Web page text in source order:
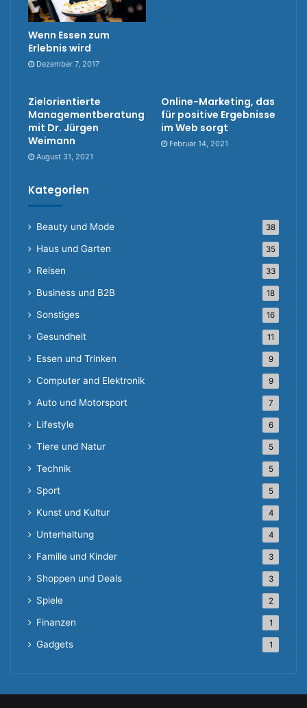
Wenn Essen zum
Erlebnis wird
Dezember 7, 2017
Zielorientierte
Managementberatung
mit Dr. Jürgen
Weimann
August 31, 2021
Online-Marketing, das
für positive Ergebnisse
im Web sorgt
Februar 14, 2021
Kategorien
Beauty und Mode 38
Haus und Garten 35
Reisen 33
Business und B2B 18
Sonstiges 16
Gesundheit 11
Essen und Trinken 9
Computer and Elektronik 9
Auto und Motorsport 7
Lifestyle 6
Tiere und Natur 5
Technik 5
Sport 5
Kunst und Kultur 4
Unterhaltung 4
Familie und Kinder 3
Shoppen und Deals 3
Spiele 2
Finanzen 1
Gadgets 1